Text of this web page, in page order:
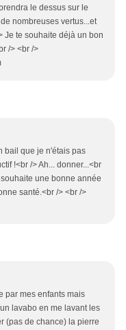
le dessus sur le
nombreuses vertus...et
Je te souhaite déjà un bon
/> <br />
bail que je n'étais pas
!<br /> Ah... donner...<br
une bonne année
santé.<br /> <br />
par mes enfants mais
lavabo en me lavant les
(pas de chance) la pierre